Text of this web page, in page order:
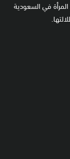
في السعودية